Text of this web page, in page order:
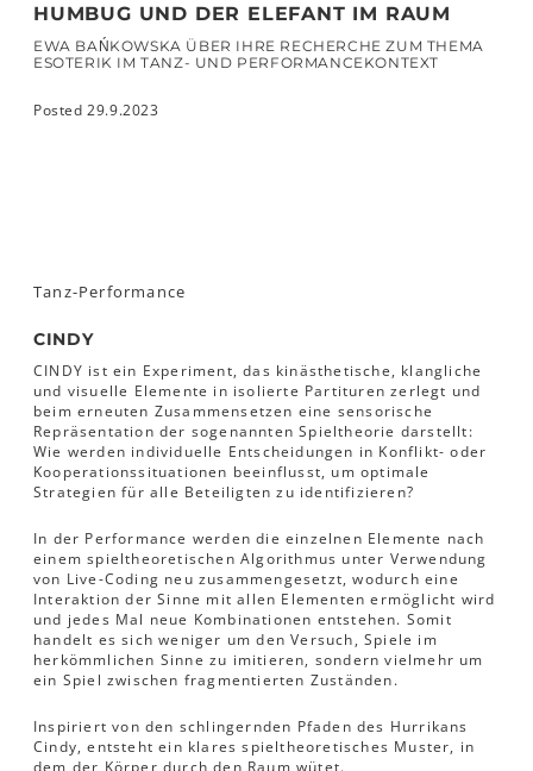
HUMBUG UND DER ELEFANT IM RAUM
EWA BAŃKOWSKA ÜBER IHRE RECHERCHE ZUM THEMA
ESOTERIK IM TANZ- UND PERFORMANCEKONTEXT
Posted 29.9.2023
Tanz-Performance
CINDY
CINDY ist ein Experiment, das kinästhetische, klangliche
und visuelle Elemente in isolierte Partituren zerlegt und
beim erneuten Zusammensetzen eine sensorische
Repräsentation der sogenannten Spieltheorie darstellt:
Wie werden individuelle Entscheidungen in Konflikt- oder
Kooperationssituationen beeinflusst, um optimale
Strategien für alle Beteiligten zu identifizieren?
In der Performance werden die einzelnen Elemente nach
einem spieltheoretischen Algorithmus unter Verwendung
von Live-Coding neu zusammengesetzt, wodurch eine
Interaktion der Sinne mit allen Elementen ermöglicht wird
und jedes Mal neue Kombinationen entstehen. Somit
handelt es sich weniger um den Versuch, Spiele im
herkömmlichen Sinne zu imitieren, sondern vielmehr um
ein Spiel zwischen fragmentierten Zuständen.
Inspiriert von den schlingernden Pfaden des Hurrikans
Cindy, entsteht ein klares spieltheoretisches Muster, in